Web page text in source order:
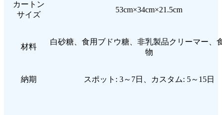
カートン
サイズ
53cm×34cm×21.5cm
材料
白砂糖、食用ブドウ糖、非乳製品クリーマー、
物
納期 スポット: 3～7日、カスタム: 5～15日